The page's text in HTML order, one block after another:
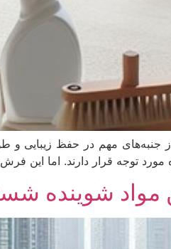
مهم در حفظ زیبایی
مورد توجه قرار دارند. اما